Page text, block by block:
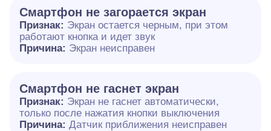
Смартфон не загорается экран
Признак: Экран остается черным, при этом
работают кнопка и идет звук
Причина: Экран неисправен
Смартфон не гаснет экран
Признак: Экран не гаснет автоматически,
только после нажатия кнопки выключения
Причина: Датчик приближения неисправен